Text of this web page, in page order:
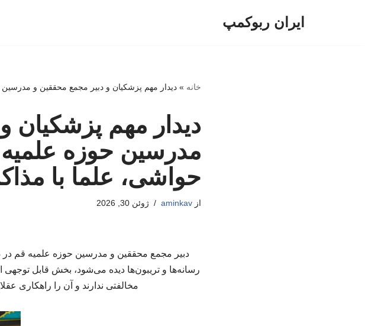
ایران ربوکمپ
خانه »دیدار مهم پزشکیان و دبیر مجمع محققین و
دیدار مهم پزشکیان
مدرسین حوزه
حواشی، علما با
ازaminkav ژوئن 30, 2026
دبیر مجمع محققین و مدرسین حوزه علمیه قم
رسانه‌ها و تریبون‌ها دیده می‌شود، بخش قابل توجهی
مخالفتی ندارند و آن را راهکاری